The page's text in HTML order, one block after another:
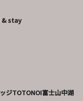
& stay
ジTOTONOI富士山中湖